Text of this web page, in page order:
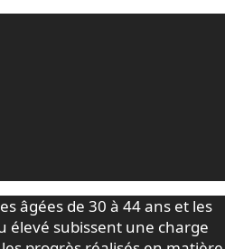
âgées de 30 à 44 ans et les
élevé subissent une charge